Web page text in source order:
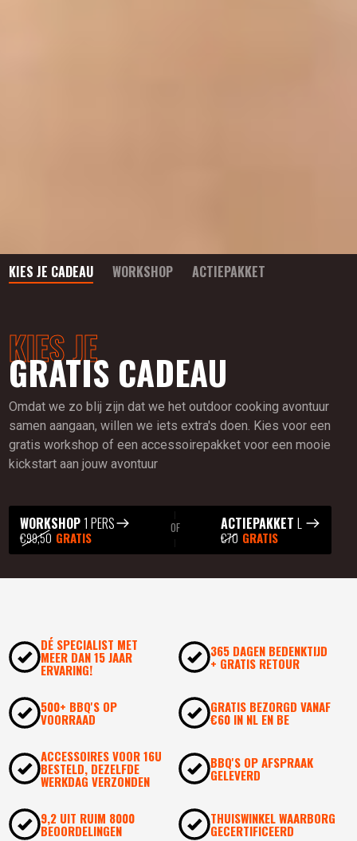
KIES JE CADEAU WORKSHOP ACTIEPAKKET
KIES JE
GRATIS CADEAU
Omdat we zo blij zijn dat we het outdoor cooking avontuur
samen aangaan, willen we iets extra's doen. Kies voor een
gratis workshop of een accessoirepakket voor een mooie
kickstart aan jouw avontuur
WORKSHOP1 PERS
€99,50 GRATIS
OF ACTIEPAKKETL
€70 GRATIS
DÉ SPECIALIST MET
MEER DAN 15 JAAR
ERVARING!
365 DAGEN BEDENKTIJD
+ GRATIS RETOUR
500+ BBQ'S OP
VOORRAAD
GRATIS BEZORGD VANAF
€60 IN NL EN BE
ACCESSOIRES VOOR 16U
BESTELD, DEZELFDE
WERKDAG VERZONDEN
BBQ'S OP AFSPRAAK
GELEVERD
9,2 UIT RUIM 8000
BEOORDELINGEN
THUISWINKEL WAARBORG
GECERTIFICEERD